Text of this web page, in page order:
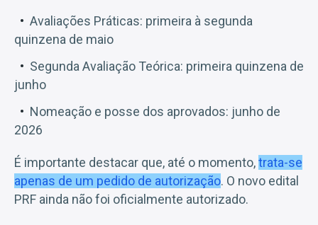
Avaliações Práticas: primeira à segunda
quinzena de maio
Segunda Avaliação Teórica: primeira quinzena de
junho
Nomeação e posse dos aprovados: junho de
2026
É importante destacar que, até o momento,trata-se
apenas de um pedido de autorização. O novo edital
PRF ainda não foi oficialmente autorizado.